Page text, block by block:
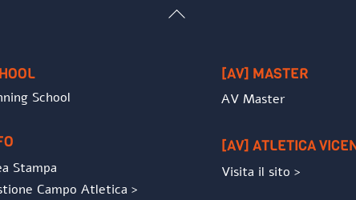
Back
School
Stampa
Campo Atletica >
[AV] MASTER
AV Master
[AV] ATLETICA
Visita il sito >